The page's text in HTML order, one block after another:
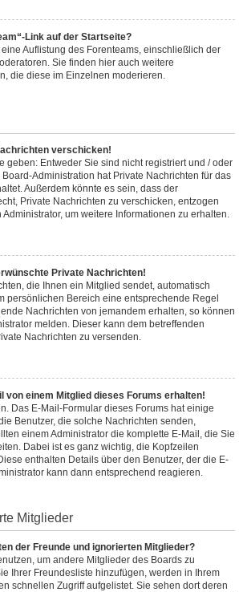
Link auf der Startseite?
Auflistung des Forenteams, einschließlich der
Sie finden hier auch weitere
die diese im Einzelnen moderieren.
verschicken!
geben: Entweder Sie sind nicht registriert und / oder
Administration hat Private Nachrichten für das
Außerdem könnte es sein, dass der
Private Nachrichten zu verschicken, entzogen
um weitere Informationen zu erhalten.
Private Nachrichten!
die Ihnen ein Mitglied sendet, automatisch
persönlichen Bereich eine entsprechende Regel
Nachrichten von jemandem erhalten, so können
melden. Dieser kann dem betreffenden
Nachrichten zu versenden.
von einem Mitglied dieses Forums erhalten!
Das E-Mail-Formular dieses Forums hat einige
Benutzer, die solche Nachrichten senden,
einem Administrator die komplette E-Mail, die Sie
Dabei ist es ganz wichtig, die Kopfzeilen
enthalten Details über den Benutzer, der die E-
kann dann entsprechend reagieren.
Mitglieder
der Freunde und ignorierten Mitglieder?
um andere Mitglieder des Boards zu
Ihrer Freundesliste hinzufügen, werden in Ihrem
schnellen Zugriff aufgelistet. Sie sehen dort deren